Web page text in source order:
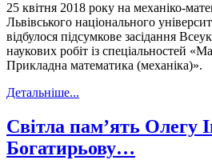
25 квітня 2018 року на механіко-
Львівського національного
відбулося підсумкове засідання
наукових робіт із спеціальностей
Прикладна математика (механіка)».
Детальніше...
Світла пам’ять Олегу
Богатирьову…